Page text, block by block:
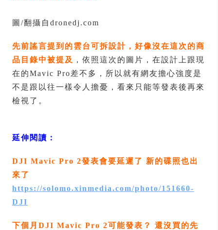
圖/翻攝自dronedj.com
先前謠言提到的雲台可拆設計，好像沒在這次的商
品目錄中被提及
，依照這次的圖片，在設計上跟現
在的Mavic Pro差不多，所以就有網友擔心強度是
不是跟以往一樣令人擔憂，看來只能等發表後再來
檢視了。
延伸閱讀：
DJI Mavic Pro 2發表會要延遲了 新的碟照也出
來了
https://solomo.xinmedia.com/photo/151660-
DJI
下個月DJI Mavic Pro 2可能發表？ 還沒買的先